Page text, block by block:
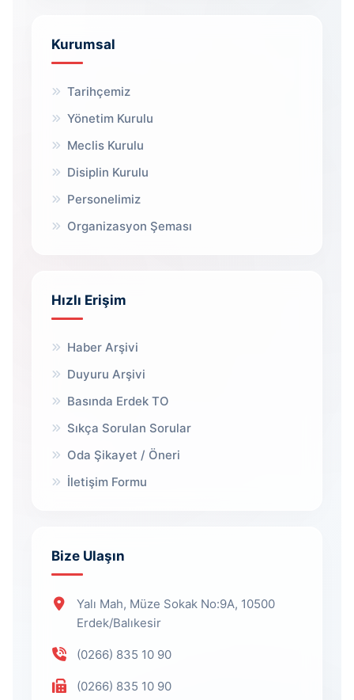
Kurumsal
Tarihçemiz
Yönetim Kurulu
Meclis Kurulu
Disiplin Kurulu
Personelimiz
Organizasyon Şeması
Hızlı Erişim
Haber Arşivi
Duyuru Arşivi
Basında Erdek TO
Sıkça Sorulan Sorular
Oda Şikayet / Öneri
İletişim Formu
Bize Ulaşın
Yalı Mah, Müze Sokak No:9A, 10500
Erdek/Balıkesir
(0266) 835 10 90
(0266) 835 10 90